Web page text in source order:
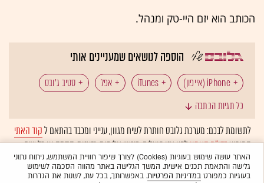
הכותב הוא יזם היי-טק ומנהל.
הוספה לנושאים שמעניינים אותי
iPhone (אייפון) iTunes אפל סטיב ג'ובס
כל תגיות הכתבה
לתשומת לבכם: מערכת גלובס חותרת לשיח מגוון, ענייני ומכבד בהתאם לקוד האתי
המופיעבדו"ח האמוןלפיו אנו פועלים. ביטויי אלימות, גזענות, הסתה או כל שיח
בלתי הולם אחר מסוננים בצורהאוטומטיתולא יפורסמו באתר.
האתר עושה שימוש בעוגיות (Cookies) לצורך שיפור חוויית המשתמש, ניתוח נתוני
גלישה והתאמת תכנים אישית. המשך הגלישה באתר מהווה הסכמה לשימוש
בעוגיות כמפורטבמדיניות הפרטיות. באפשרותך, בכל עת, לשנות את הגדרות